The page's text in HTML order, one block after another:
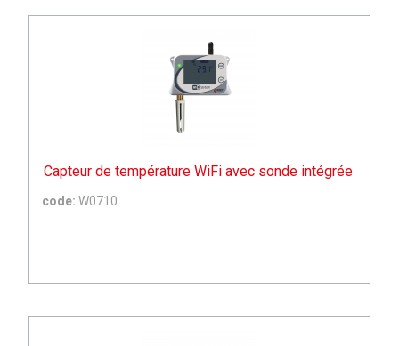
Capteur de température WiFi avec sonde intégrée
code: W0710